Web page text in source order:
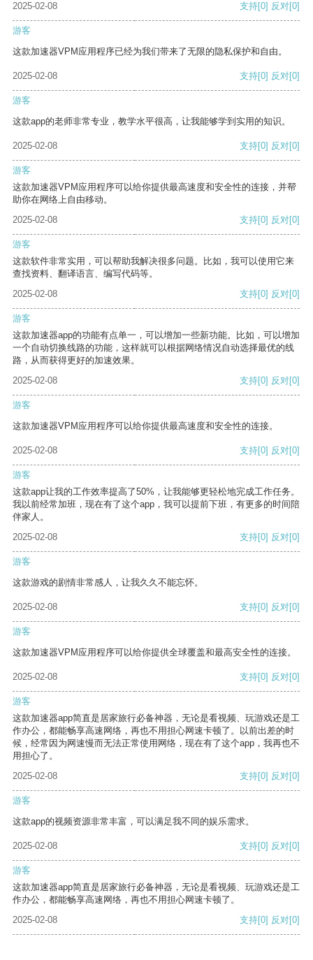
2025-02-08 支持[0] 反对[0]
游客
这款加速器VPM应用程序已经为我们带来了无限的隐私保护和自由。
2025-02-08 支持[0] 反对[0]
游客
这款app的老师非常专业，教学水平很高，让我能够学到实用的知识。
2025-02-08 支持[0] 反对[0]
游客
这款加速器VPM应用程序可以给你提供最高速度和安全性的连接，并帮
助你在网络上自由移动。
2025-02-08
支持[0] 反对[0]
游客
这款软件非常实用，可以帮助我解决很多问题。比如，我可以使用它来
查找资料、翻译语言、编写代码等。
2025-02-08
支持[0] 反对[0]
游客
这款加速器app的功能有点单一，可以增加一些新功能。比如，可以增加
一个自动切换线路的功能，这样就可以根据网络情况自动选择最优的线
路，从而获得更好的加速效果。
2025-02-08
支持[0] 反对[0]
游客
这款加速器VPM应用程序可以给你提供最高速度和安全性的连接。
2025-02-08 支持[0] 反对[0]
游客
这款app让我的工作效率提高了50%，让我能够更轻松地完成工作任务。
我以前经常加班，现在有了这个app，我可以提前下班，有更多的时间陪
伴家人。
2025-02-08
支持[0] 反对[0]
游客
这款游戏的剧情非常感人，让我久久不能忘怀。
2025-02-08 支持[0] 反对[0]
游客
这款加速器VPM应用程序可以给你提供全球覆盖和最高安全性的连接。
2025-02-08 支持[0] 反对[0]
游客
这款加速器app简直是居家旅行必备神器，无论是看视频、玩游戏还是工
作办公，都能畅享高速网络，再也不用担心网速卡顿了。以前出差的时
候，经常因为网速慢而无法正常使用网络，现在有了这个app，我再也不
用担心了。
2025-02-08
支持[0] 反对[0]
游客
这款app的视频资源非常丰富，可以满足我不同的娱乐需求。
2025-02-08 支持[0] 反对[0]
游客
这款加速器app简直是居家旅行必备神器，无论是看视频、玩游戏还是工
作办公，都能畅享高速网络，再也不用担心网速卡顿了。
2025-02-08
支持[0] 反对[0]